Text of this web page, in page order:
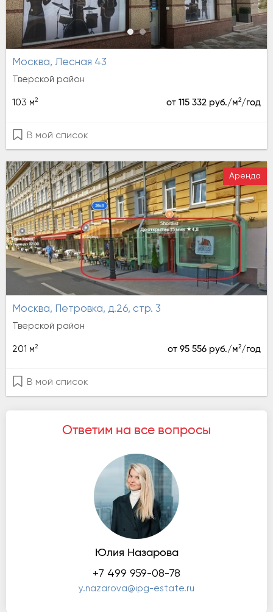
Москва, Лесная 43
Тверской район
103 м2 от 115 332 руб./м2/год
В мой список
Аренда
Москва, Петровка, д.26, стр. 3
Тверской район
201 м2 от 95 556 руб./м2/год
В мой список
Ответим на все вопросы
Юлия Назарова
+7 499 959-08-78
y.nazarova@ipg-estate.ru